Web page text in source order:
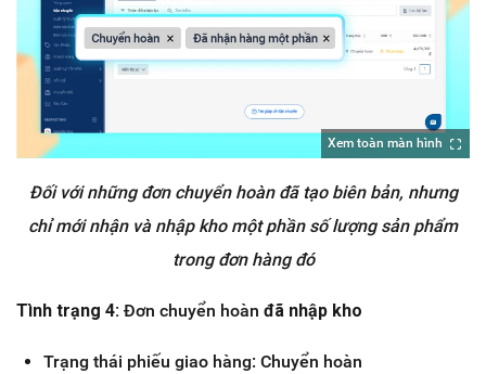
Xem toàn màn hình
Đối với những đơn chuyển hoàn đã tạo biên bản, nhưng
chỉ mới nhận và nhập kho một phần số lượng sản phẩm
trong đơn hàng đó
Tình trạng 4: Đơn chuyển hoàn đã nhập kho
Trạng thái phiếu giao hàng: Chuyển hoàn